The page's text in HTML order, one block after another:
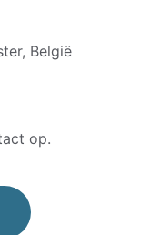
België
op.